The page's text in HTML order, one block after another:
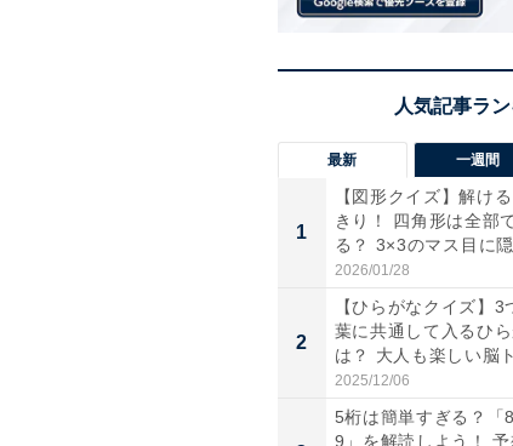
最新 一週間
1
【図形クイズ】解け
きり！ 四角形は全部
る？ 3×3のマス目に隠
2026/01/28
2
【ひらがなクイズ】3
葉に共通して入るひ
は？ 大人も楽しい脳
2025/12/06
5桁は簡単すぎる？「
9」を解読しよう！